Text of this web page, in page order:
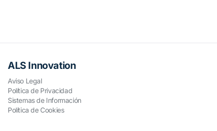
ALS Innovation
Aviso Legal
Política de Privacidad
Sistemas de Información
Política de Cookies